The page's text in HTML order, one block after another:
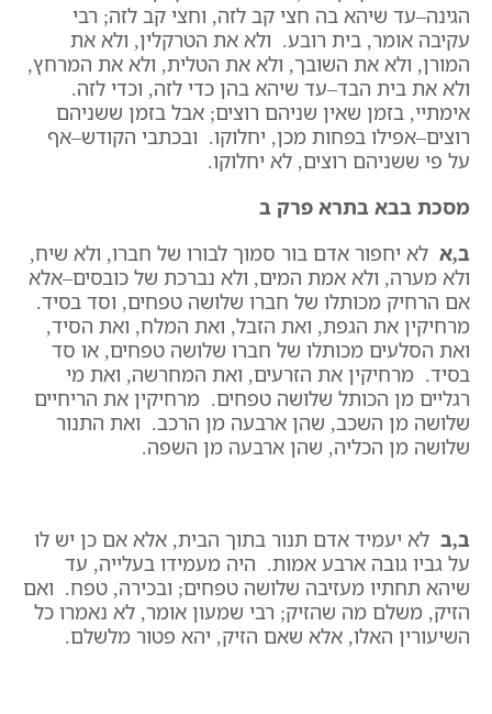
הגינה–עד שיהא בה חצי קב לזה, וחצי קב לזה; רבי
עקיבה אומר, בית רובע. ולא את הטרקלין, ולא את
המורן, ולא את השובך, ולא את הטלית, ולא את המרחץ,
ולא את בית הבד–עד שיהא בהן כדי לזה, וכדי לזה.
אימתיי, בזמן שאין שניהם רוצים; אבל בזמן ששניהם
רוצים–אפילו בפחות מכן, יחלוקו. ובכתבי הקודש–אף
על פי ששניהם רוצים, לא יחלוקו.
מסכת בבא בתרא פרק ב
ב,א לא יחפור אדם בור סמוך לבורו של חברו, ולא שיח,
ולא מערה, ולא אמת המים, ולא נברכת של כובסים–אלא
אם הרחיק מכותלו של חברו שלושה טפחים, וסד בסיד.
מרחיקין את הגפת, ואת הזבל, ואת המלח, ואת הסיד,
ואת הסלעים מכותלו של חברו שלושה טפחים, או סד
בסיד. מרחיקין את הזרעים, ואת המחרשה, ואת מי
רגליים מן הכותל שלושה טפחים. מרחיקין את הריחיים
שלושה מן השכב, שהן ארבעה מן הרכב. ואת התנור
שלושה מן הכליה, שהן ארבעה מן השפה.
ב,ב לא יעמיד אדם תנור בתוך הבית, אלא אם כן יש לו
על גביו גובה ארבע אמות. היה מעמידו בעלייה, עד
שיהא תחתיו מעזיבה שלושה טפחים; ובכירה, טפח. ואם
הזיק, משלם מה שהזיק; רבי שמעון אומר, לא נאמרו כל
השיעורין האלו, אלא שאם הזיק, יהא פטור מלשלם.